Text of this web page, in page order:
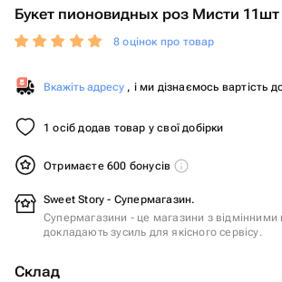
Букет пионовидных роз Мисти 11шт
8 оцінок про товар
Вкажіть адресу , і ми дізнаємось вартість
1 осіб додав товар у свої добірки
Отримаєте 600 бонусів
Sweet Story - Супермагазин.
Супермагазини - це магазини з відмінними
докладають зусиль для якісного сервісу.
Склад